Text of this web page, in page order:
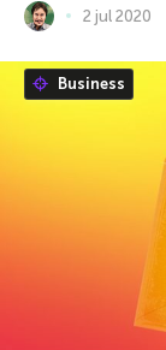
2 jul 2020
Business